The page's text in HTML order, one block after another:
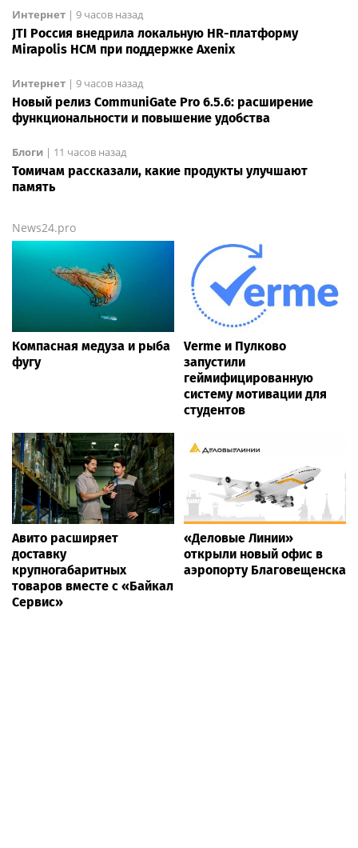
Интернет | 9 часов назад
JTI Россия внедрила локальную HR-платформу
Mirapolis HCM при поддержке Axenix
Интернет | 9 часов назад
Новый релиз CommuniGate Pro 6.5.6: расширение
функциональности и повышение удобства
Блоги | 11 часов назад
Томичам рассказали, какие продукты улучшают
память
News24.pro
Компасная медуза и рыба
фугу
Verme и Пулково
запустили
геймифицированную
систему мотивации для
студентов
Авито расширяет
доставку
крупногабаритных
товаров вместе с «Байкал
Сервис»
«Деловые Линии»
открыли новый офис в
аэропорту Благовещенска